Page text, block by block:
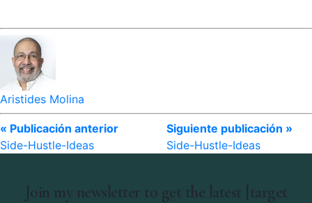
Aristides Molina
« Publicación anterior
Side-Hustle-Ideas
Siguiente publicación »
Side-Hustle-Ideas
Join my newsletter to get the latest [target